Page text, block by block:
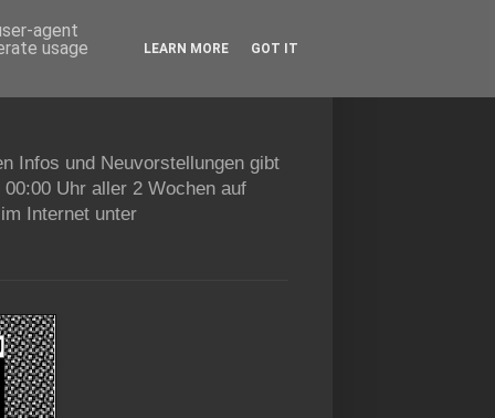
Infos und Neuvorstellungen gibt
Uhr aller 2 Wochen auf
Internet unter
agent
usage
LEARN MORE GOT IT